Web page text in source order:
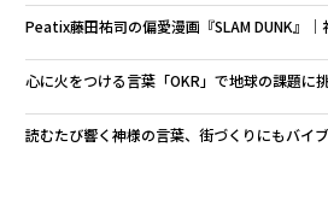
Peatix藤田祐司の偏愛漫画『SLAM DUNK』
心に火をつける言葉「OKR」で地球の課題に
読むたび響く神様の言葉、街づくりにもバイ